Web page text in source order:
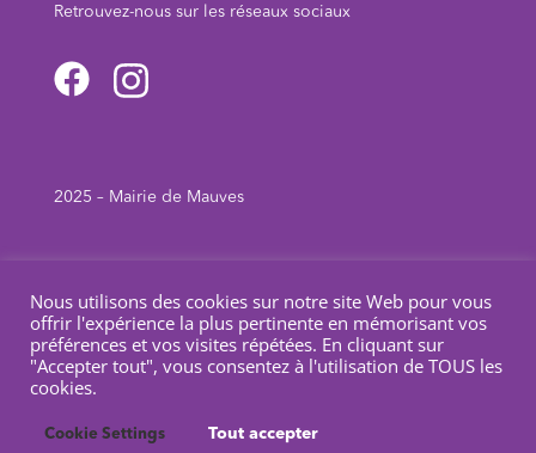
Retrouvez-nous sur les réseaux sociaux
2025 – Mairie de Mauves
Politique de confidentialité
Création par Tout Simplement Digital
Nous utilisons des cookies sur notre site Web pour vous
offrir l'expérience la plus pertinente en mémorisant vos
préférences et vos visites répétées. En cliquant sur
"Accepter tout", vous consentez à l'utilisation de TOUS les
cookies.
Cookie Settings Tout accepter